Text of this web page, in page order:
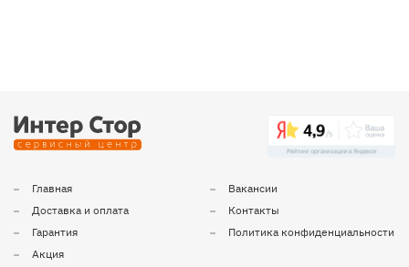
Главная
Доставка и оплата
Гарантия
Акция
Вакансии
Контакты
Политика конфиденциальности